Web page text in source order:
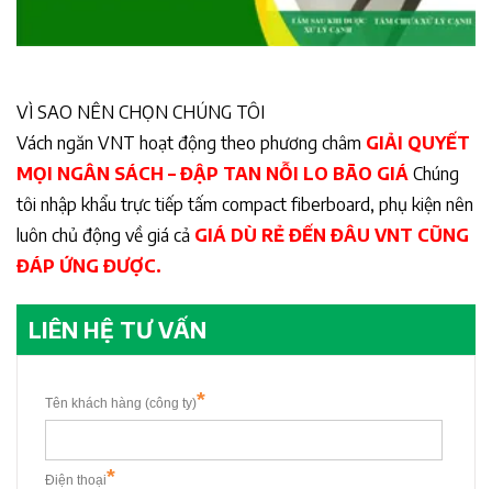
VÌ SAO NÊN CHỌN CHÚNG TÔI
Vách ngăn VNT hoạt động theo phương châm GIẢI QUYẾT
MỌI NGÂN SÁCH – ĐẬP TAN NỖI LO BÃO GIÁ Chúng
tôi nhập khẩu trực tiếp tấm compact fiberboard, phụ kiện nên
luôn chủ động về giá cả GIÁ DÙ RẺ ĐẾN ĐÂU VNT CŨNG
ĐÁP ỨNG ĐƯỢC.
LIÊN HỆ TƯ VẤN